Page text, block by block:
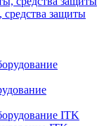
средства защиты